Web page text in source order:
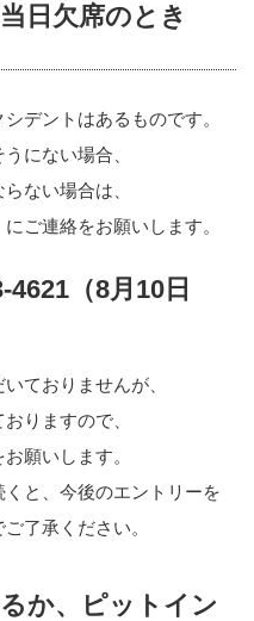
日欠席のとき
デントはあるものです。
にない場合、
ない場合は、
ご連絡をお願いします。
4621（8月10日
ておりませんが、
りますので、
願いします。
と、今後のエントリーを
了承ください。
か、ピットイン